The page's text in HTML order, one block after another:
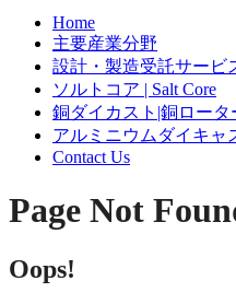
Home
主要産業分野
設計・製造受託サービ
ソルトコア | Salt Core
銅ダイカスト|銅ロータ
アルミニウムダイキャ
Contact Us
Page Not
Oops!